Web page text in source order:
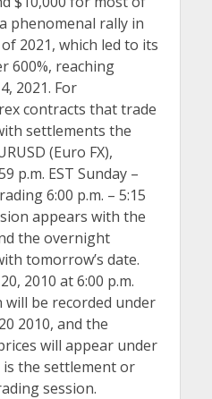
phenomenal rally in
2021, which led to its
600%, reaching
2021. For
contracts that trade
settlements the
(Euro FX),
p.m. EST Sunday –
6:00 p.m. – 5:15
appears with the
the overnight
tomorrow’s date.
2010 at 6:00 p.m.
will be recorded under
2010, and the
will appear under
is the settlement or
session.